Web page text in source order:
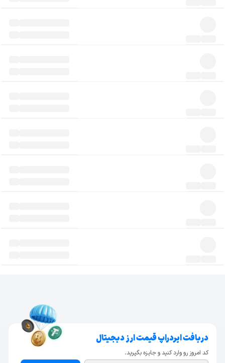
دریافت ایردراپ قیمت ارز دیجیتال
کد امروز رو وارد کنید و جایزه بگیرید.